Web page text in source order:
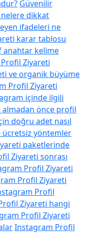
Güvenilir
dikkat
ifadeleri ne
karar tablosu
anahtar kelime
Ziyareti
ve organik büyüme
Profil Ziyareti
içinde ilgili
önce profil
doğru adet nasıl
yöntemler
paketlerinde
Ziyareti sonrası
Profil Ziyareti
Profil Ziyareti
Profil
Ziyareti hangi
Profil Ziyareti
Instagram Profil